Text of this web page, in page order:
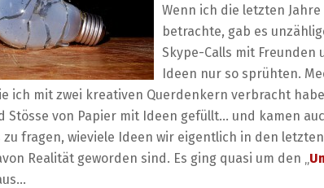
Wenn ich die letzten
betrachte, gab es
Skype-Calls mit Freunden
Ideen nur so sprühten.
ich mit zwei kreativen Querdenkern verbracht
Stösse von Papier mit Ideen gefüllt… und kamen
zu fragen, wieviele Ideen wir eigentlich in den
Realität geworden sind. Es ging quasi um den „